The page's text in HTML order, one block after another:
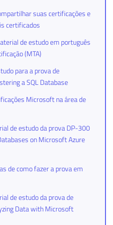
suas certificações e
certificados
de estudo em português
(MTA)
para a prova de
a SQL Database
Microsoft na área de
de estudo da prova DP-300
on Microsoft Azure
de como fazer a prova em
de estudo da prova de
Data with Microsoft